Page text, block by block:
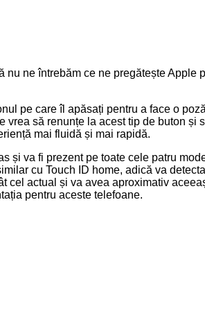
ne întrebăm ce ne pregătește Apple
pe care îl apăsați pentru a face o
să renunțe la acest tip de buton și
mai fluidă și mai rapidă.
și va fi prezent pe toate cele patru
cu Touch ID home, adică va
cel actual și va avea aproximativ
pentru aceste telefoane.